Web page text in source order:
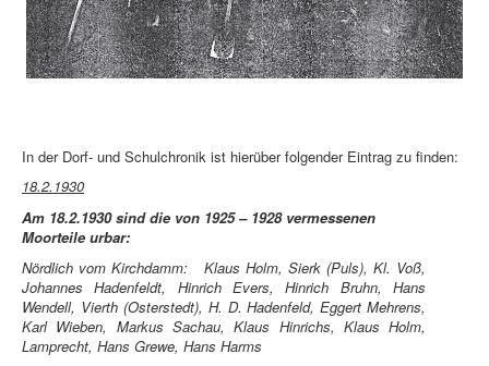
In der Dorf- und Schulchronik ist hierüber folgender Eintrag zu finden:
18.2.1930
Am 18.2.1930 sind die von 1925 – 1928 vermessenen
Moorteile urbar:
Nördlich vom Kirchdamm: Klaus Holm, Sierk (Puls), Kl. Voß,
Johannes Hadenfeldt, Hinrich Evers, Hinrich Bruhn, Hans
Wendell, Vierth (Osterstedt), H. D. Hadenfeld, Eggert Mehrens,
Karl Wieben, Markus Sachau, Klaus Hinrichs, Klaus Holm,
Lamprecht, Hans Grewe, Hans Harms